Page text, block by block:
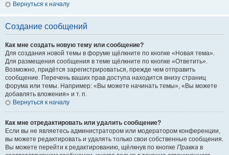
Вернуться к началу
Создание сообщений
Как мне создать новую тему или сообщение?
Для создания новой темы в форуме щёлкните по кнопке «Новая тема».
Для размещения сообщения в теме щёлкните по кнопке «Ответить».
Возможно, придётся зарегистрироваться, прежде чем отправить
сообщение. Перечень ваших прав доступа находится внизу страниц
форума или темы. Например: «Вы можете начинать темы», «Вы можете
добавлять вложения» и т. п.
Вернуться к началу
Как мне отредактировать или удалить сообщение?
Если вы не являетесь администратором или модератором конференции,
вы можете редактировать и удалять только свои собственные сообщения.
Вы можете перейти к редактированию, щёлкнув по кнопке Правка в